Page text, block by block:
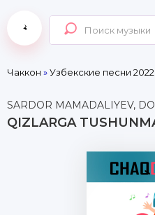
Чаккон »Узбекские песни 2022
SARDOR MAMADALIYEV,
QIZLARGA